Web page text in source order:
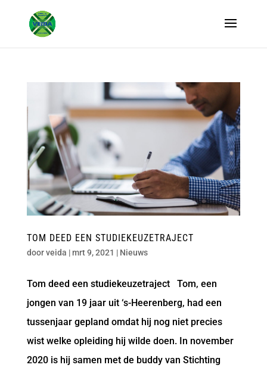
TOM DEED EEN STUDIEKEUZETRAJECT
doorveida |mrt 9, 2021 | Nieuws
Tom deed een studiekeuzetraject Tom, een
jongen van 19 jaar uit ‘s-Heerenberg, had een
tussenjaar gepland omdat hij nog niet precies
wist welke opleiding hij wilde doen. In november
2020 is hij samen met de buddy van Stichting